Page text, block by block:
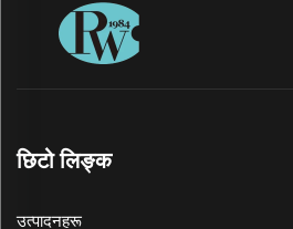
छिटो लिङ्क
उत्पादनहरू